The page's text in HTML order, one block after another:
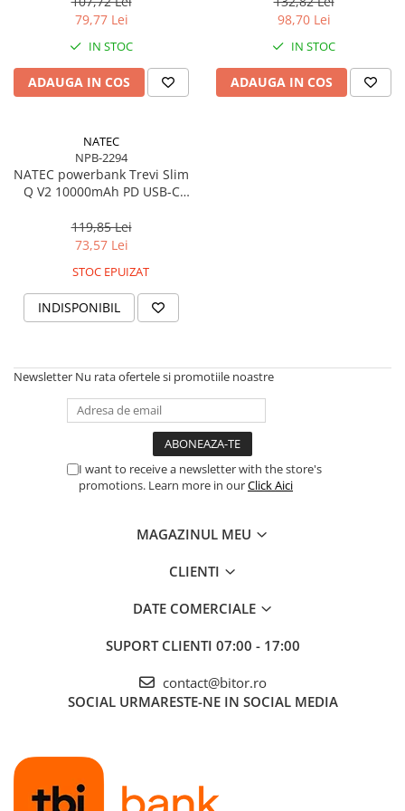
79,77 Lei
IN STOC
ADAUGA IN COS
98,70 Lei
IN STOC
ADAUGA IN COS
NATEC
NPB-2294
NATEC powerbank Trevi Slim
Q V2 10000mAh PD USB-C
USB-C cable
119,85 Lei
73,57 Lei
STOC EPUIZAT
INDISPONIBIL
Newsletter Nu rata ofertele si promotiile noastre
I want to receive a newsletter with the store's
promotions. Learn more in ourClick Aici
MAGAZINUL MEU
CLIENTI
DATE COMERCIALE
SUPORT CLIENTI 07:00 - 17:00
contact@bitor.ro
SOCIAL URMARESTE-NE IN SOCIAL MEDIA